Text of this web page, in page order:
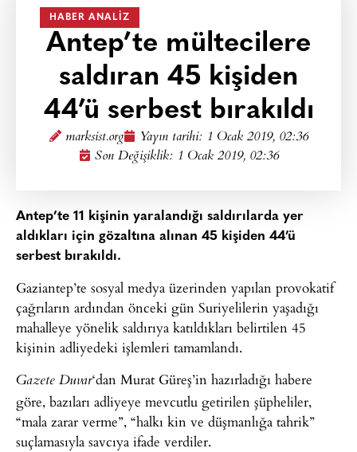
HABER ANALIZ
Antep’te mültecilere
saldıran 45 kişiden
44’ü serbest bırakıldı
marksist.org Yayın tarihi: 1 Ocak 2019, 02:36
Son Değişiklik: 1 Ocak 2019, 02:36
Antep’te 11 kişinin yaralandığı saldırılarda yer
aldıkları için gözaltına alınan 45 kişiden 44’ü
serbest bırakıldı.
Gaziantep’te sosyal medya üzerinden yapılan provokatif
çağrıların ardından önceki gün Suriyelilerin yaşadığı
mahalleye yönelik saldırıya katıldıkları belirtilen 45
kişinin adliyedeki işlemleri tamamlandı.
Gazete Duvar‘dan Murat Güreş’in hazırladığı habere
göre, bazıları adliyeye mevcutlu getirilen şüpheliler,
“mala zarar verme”, “halkı kin ve düşmanlığa tahrik”
suçlamasıyla savcıya ifade verdiler.